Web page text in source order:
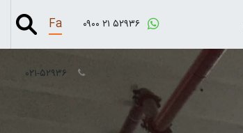
Fa ۰۹۰۰ ۲۱ ۵۲۹۳۶